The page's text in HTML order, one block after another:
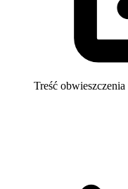
Treść obwieszczenia